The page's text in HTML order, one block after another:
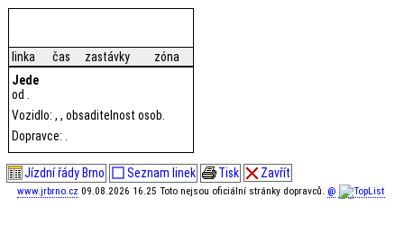
linka čas zastávky
zóna
Jede
od .
Vozidlo: , , obsaditelnost osob.
Dopravce: .
Jízdní řády Brno Seznam linek Tisk Zavřít
www.jrbrno.cz 09.08.2026 16.25 Toto nejsou oficiální stránky dopravců. @